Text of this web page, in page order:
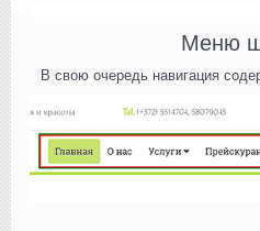
Меню
В свою очередь навигация